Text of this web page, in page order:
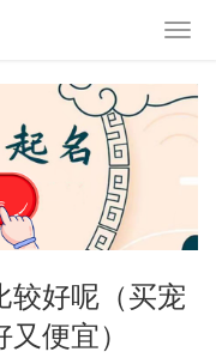
较好呢（买宠
便宜）